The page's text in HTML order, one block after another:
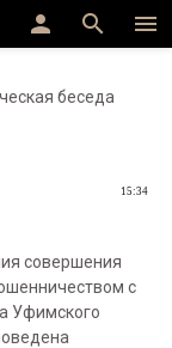
menu
search
person
беседа
15:34
совершения
с
Уфимского